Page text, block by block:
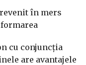
în mers
cu conjuncția
are avantajele